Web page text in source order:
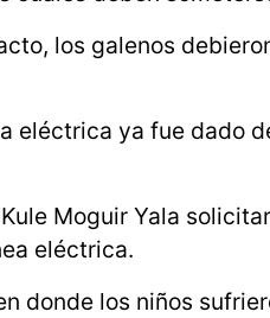
los galenos
eléctrica ya fue dado
Moguir Yala
eléctrica.
donde los niños